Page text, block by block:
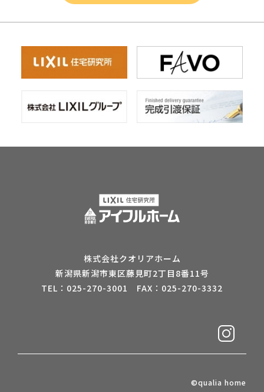
株式会社クオリアホーム
新潟県新潟市東区藤見町2丁目8番11号
TEL：025-270-3001 FAX：025-270-3332
©qualia home